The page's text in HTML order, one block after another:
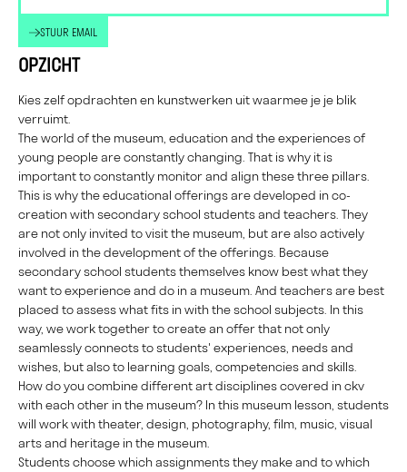
STUUR EMAIL
OPZICHT
Kies zelf opdrachten en kunstwerken uit waarmee je je blik
verruimt.
The world of the museum, education and the experiences of
young people are constantly changing. That is why it is
important to constantly monitor and align these three pillars.
This is why the educational offerings are developed in co-
creation with secondary school students and teachers. They
are not only invited to visit the museum, but are also actively
involved in the development of the offerings. Because
secondary school students themselves know best what they
want to experience and do in a museum. And teachers are best
placed to assess what fits in with the school subjects. In this
way, we work together to create an offer that not only
seamlessly connects to students' experiences, needs and
wishes, but also to learning goals, competencies and skills.
How do you combine different art disciplines covered in ckv
with each other in the museum? In this museum lesson, students
will work with theater, design, photography, film, music, visual
arts and heritage in the museum.
Students choose which assignments they make and to which